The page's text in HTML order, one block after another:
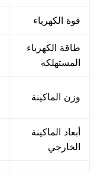
قوة الكهرباء
طاقة الكهرباء
المستهلكه
وزن الماكينة
أبعاد الماكينة
الخارجي